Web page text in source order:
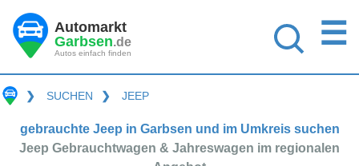
Automarkt
Garbsen.de
Autos einfach finden
☰
❯ SUCHEN ❯ JEEP
gebrauchte Jeep in Garbsen und im Umkreis suchen
Jeep Gebrauchtwagen & Jahreswagen im regionalen